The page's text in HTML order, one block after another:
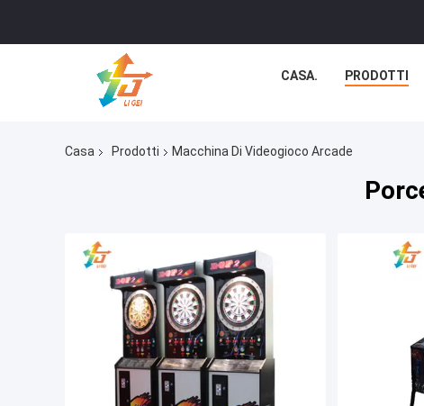
CASA. PRODOTTI
Casa Prodotti Macchina Di Videogioco Arcade